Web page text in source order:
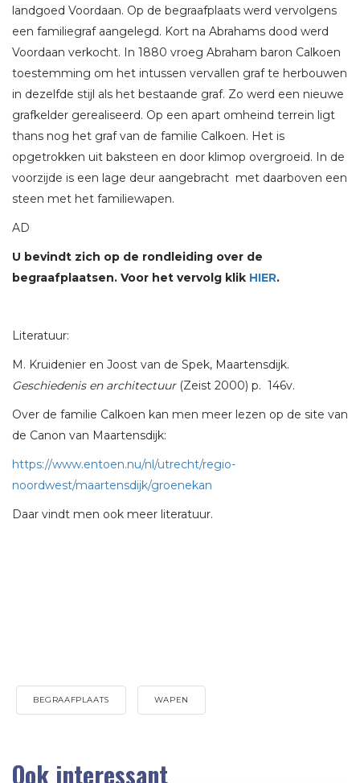
landgoed Voordaan. Op de begraafplaats werd vervolgens
een familiegraf aangelegd. Kort na Abrahams dood werd
Voordaan verkocht. In 1880 vroeg Abraham baron Calkoen
toestemming om het intussen vervallen graf te herbouwen
in dezelfde stijl als het bestaande graf. Zo werd een nieuwe
grafkelder gerealiseerd. Op een apart omheind terrein ligt
thans nog het graf van de familie Calkoen. Het is
opgetrokken uit baksteen en door klimop overgroeid. In de
voorzijde is een lage deur aangebracht met daarboven een
steen met het familiewapen.
AD
U bevindt zich op de rondleiding over de
begraafplaatsen. Voor het vervolg klik HIER.
Literatuur:
M. Kruidenier en Joost van de Spek, Maartensdijk.
Geschiedenis en architectuur(Zeist 2000) p. 146v.
Over de familie Calkoen kan men meer lezen op de site van
de Canon van Maartensdijk:
https://www.entoen.nu/nl/utrecht/regio-
noordwest/maartensdijk/groenekan
Daar vindt men ook meer literatuur.
BEGRAAFPLAATS WAPEN
Ook interessant